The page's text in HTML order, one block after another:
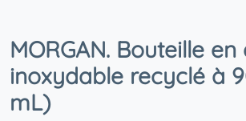
MORGAN. Bouteille
inoxydable recyclé à
mL)